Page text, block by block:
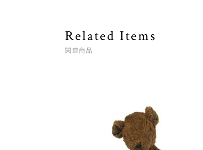
Related Items
関連商品